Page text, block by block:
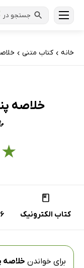
جستجو در
خانه › کتاب‌ متنی ›
خلاصه
★
کتاب الکترونیک
برای خواندن خلاصه